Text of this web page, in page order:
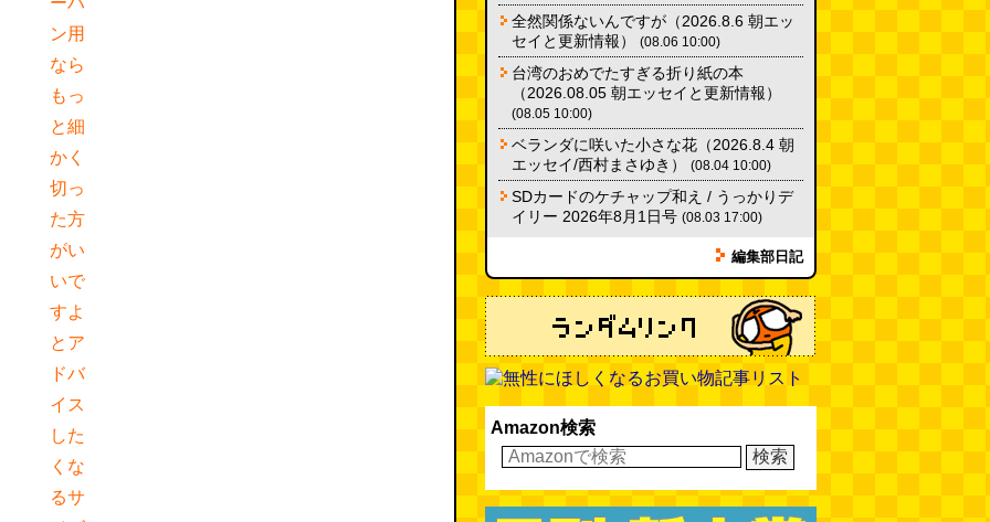
ン用
なら
もっ
と細
かく
切っ
た方
がい
いで
すよ
とア
ドバ
イス
した
くな
るサ
新情報）(ほり) (08.03 10:00)
全然関係ないんですが（2026.8.6 朝エッ
セイと更新情報）
(08.06 10:00)
台湾のおめでたすぎる折り紙の本
（2026.08.05 朝エッセイと更新情報）
(08.05 10:00)
ベランダに咲いた小さな花（2026.8.4 朝
エッセイ/西村まさゆき）
(08.04 10:00)
SDカードのケチャップ和え / うっかりデ
イリー 2026年8月1日号 (08.03 17:00)
編集部日記
Amazon検索